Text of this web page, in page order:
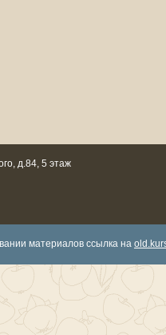
д.84, 5 этаж
материалов ссылка на